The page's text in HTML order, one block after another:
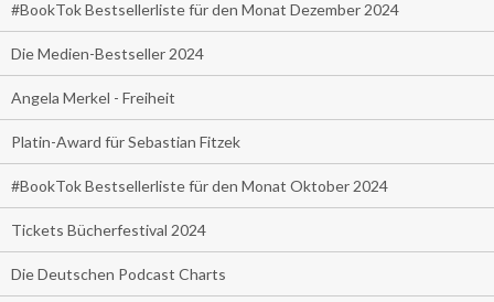
#BookTok Bestsellerliste für den Monat Dezember 2024
Die Medien-Bestseller 2024
Angela Merkel - Freiheit
Platin-Award für Sebastian Fitzek
#BookTok Bestsellerliste für den Monat Oktober 2024
Tickets Bücherfestival 2024
Die Deutschen Podcast Charts